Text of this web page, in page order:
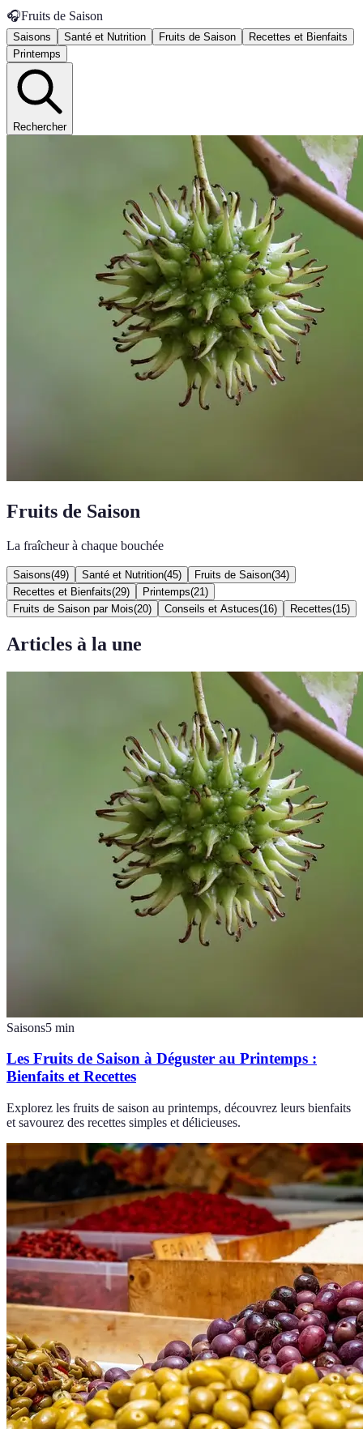
🎧Fruits de Saison
Saisons Santé et Nutrition Fruits de Saison
Recettes et Bienfaits
Printemps
Rechercher
Fruits de Saison
La fraîcheur à chaque bouchée
Saisons(49) Santé et Nutrition(45) Fruits de Saison(34)
Recettes et Bienfaits(29) Printemps(21 )
Fruits de Saison par Mois(20) Conseils et Astuces(16) Recettes(15)
Articles à la une
Saisons5 min
Les Fruits de Saison à Déguster au Printemps :
Bienfaits et Recettes
Explorez les fruits de saison au printemps, découvrez leurs bienfaits
et savourez des recettes simples et délicieuses.